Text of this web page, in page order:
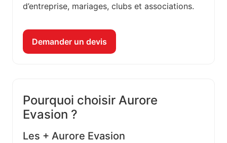
d’entreprise, mariages, clubs et associations.
Demander un devis
Pourquoi choisir Aurore
Evasion ?
Les + Aurore Evasion